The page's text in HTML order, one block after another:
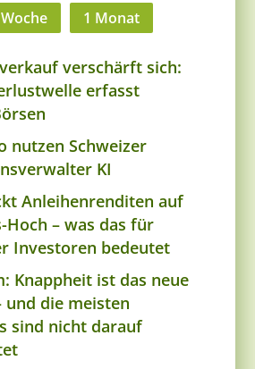
1 Monat
verschärft sich:
erfasst
nutzen Schweizer
KI
Anleihenrenditen auf
Hoch – was das für
Investoren bedeutet
Knappheit ist das neue
und die meisten
sind nicht darauf